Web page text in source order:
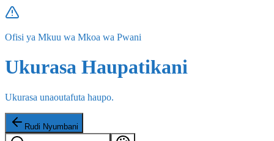
Ofisi ya Mkuu wa Mkoa wa Pwani
Ukurasa Haupatikani
Ukurasa unaoutafuta haupo.
Rudi Nyumbani